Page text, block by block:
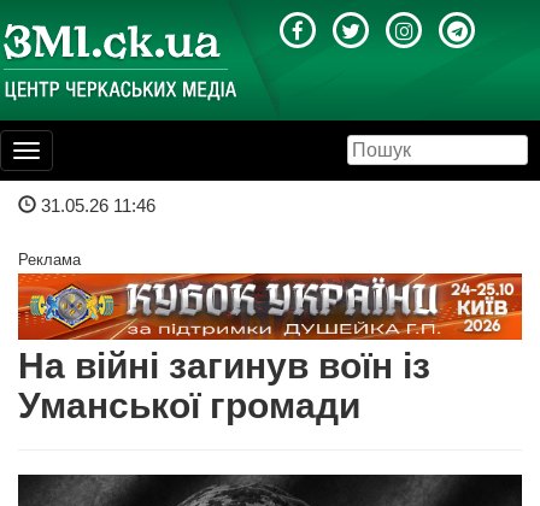
Toggle
navigation
31.05.26 11:46
Реклама
На війні загинув воїн із
Уманської громади